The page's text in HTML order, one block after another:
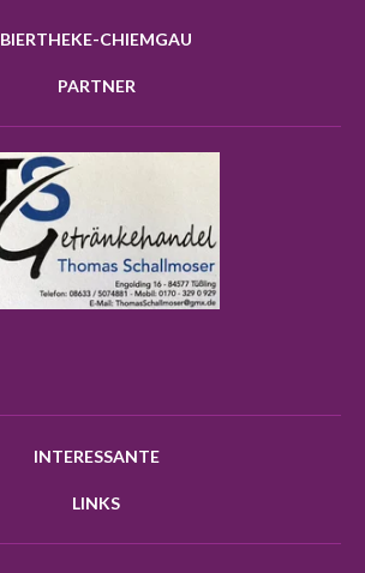
BIERTHEKE-CHIEMGAU
PARTNER
INTERESSANTE
LINKS